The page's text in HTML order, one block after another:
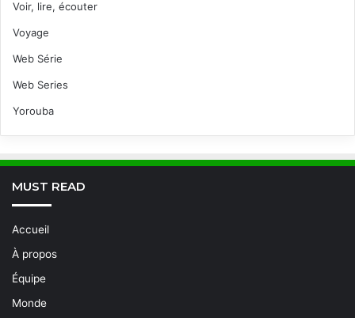
Voir, lire, écouter
Voyage
Web Série
Web Series
Yorouba
MUST READ
Accueil
À propos
Équipe
Monde